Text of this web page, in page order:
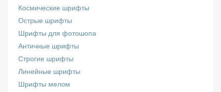
Космические шрифты
Острые шрифты
Шрифты для фотошопа
Античные шрифты
Строгие шрифты
Линейные шрифты
Шрифты мелом